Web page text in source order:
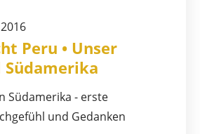
Peru • Unser
Südamerika
Südamerika - erste
und Gedanken